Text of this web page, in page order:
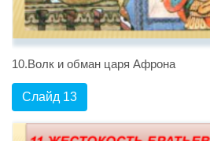
10.Волк и обман царя Афрона
Слайд 13